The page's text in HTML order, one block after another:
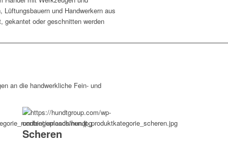
und Handwerkern aus
gekantet oder geschnitten werden
an die handwerkliche Fein- und
Scheren